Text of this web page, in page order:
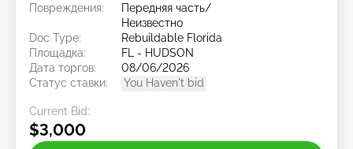
Повреждения:
Передняя часть/
Неизвестно
Doc Type:
Rebuildable Florida
Площадка:
FL - HUDSON
Дата торгов:
08/06/2026
Статус ставки:
You Haven't bid
Current Bid:
$3,000